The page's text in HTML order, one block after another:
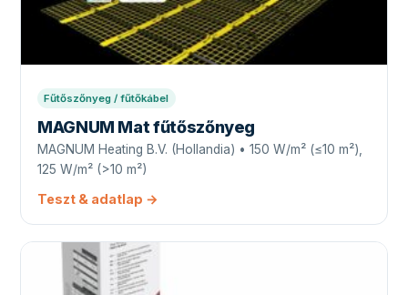
Fűtőszőnyeg / fűtőkábel
MAGNUM Mat fűtőszőnyeg
MAGNUM Heating B.V. (Hollandia) • 150 W/m² (≤10 m²),
125 W/m² (>10 m²)
Teszt & adatlap →